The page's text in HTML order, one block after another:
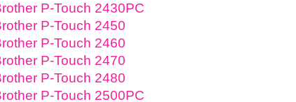
P-Touch 2430PC
P-Touch 2450
P-Touch 2460
P-Touch 2470
P-Touch 2480
P-Touch 2500PC